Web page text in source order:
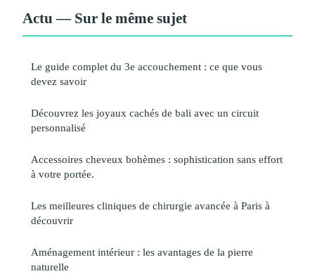
Actu — Sur le même sujet
Le guide complet du 3e accouchement : ce que vous
devez savoir
Découvrez les joyaux cachés de bali avec un circuit
personnalisé
Accessoires cheveux bohèmes : sophistication sans effort
à votre portée.
Les meilleures cliniques de chirurgie avancée à Paris à
découvrir
Aménagement intérieur : les avantages de la pierre
naturelle